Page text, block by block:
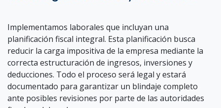
Implementamos laborales que incluyan una
planificación fiscal integral. Esta planificación busca
reducir la carga impositiva de la empresa mediante la
correcta estructuración de ingresos, inversiones y
deducciones. Todo el proceso será legal y estará
documentado para garantizar un blindaje completo
ante posibles revisiones por parte de las autoridades